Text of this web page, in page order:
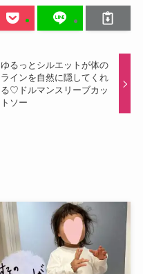
ゆるっとシルエットが体の
ラインを自然に隠してくれ
る♡ドルマンスリーブカッ
トソー